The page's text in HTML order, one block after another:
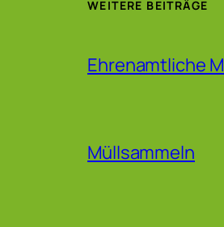
WEITERE BEITRÄGE
Ehrenamtliche
Müllsammeln